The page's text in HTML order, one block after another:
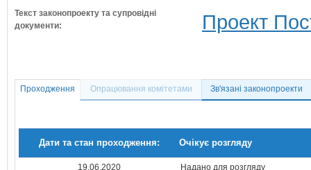
Текст законопроекту та супровідні
документи:
Проект
Проходження Опрацювання комітетами Зв'язані законопроекти
Дати та стан проходження: Очікує розгляду
19.06.2020
Надано для розгляду